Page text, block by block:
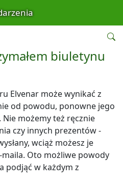
biuletynu
Elvenar może wynikać z
od powodu, ponowne jego
Nie możemy też ręcznie
czy innych prezentów -
wciąż możesz je
Oto możliwe powody
podjąć w każdym z